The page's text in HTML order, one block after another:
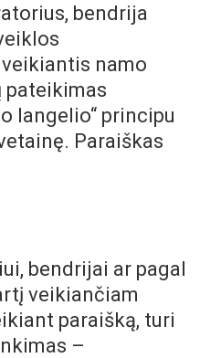
bendrija
namo
pateikimas
langelio“ principu
Paraiškas
bendrijai ar pagal
veikiančiam
paraišką, turi
–